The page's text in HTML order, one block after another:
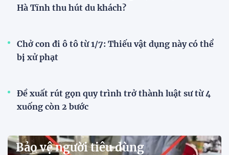
Hà Tĩnh thu hút du khách?
Chở con đi ô tô từ 1/7: Thiếu vật dụng này có thể
bị xử phạt
Đề xuất rút gọn quy trình trở thành luật sư từ 4
xuống còn 2 bước
Bảo vệ người tiêu dùng